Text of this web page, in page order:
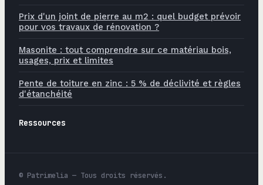
Prix d'un joint de pierre au m2 : quel budget prévoir
pour vos travaux de rénovation ?
Masonite : tout comprendre sur ce matériau bois,
usages, prix et limites
Pente de toiture en zinc : 5 % de déclivité et règles
d'étanchéité
Ressources
© Patrimelia — Tous droits réservés.